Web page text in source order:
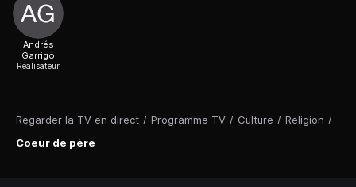
Regarder la TV en direct / Programme TV / Culture / Religion /
Coeur de père
Andrés
Garrigó
Réalisateur